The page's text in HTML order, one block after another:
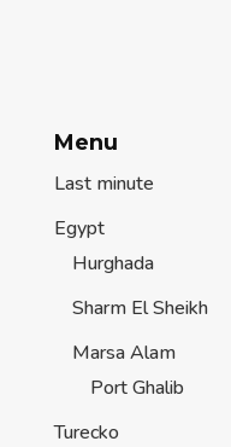
Menu
Last minute
Egypt
Hurghada
Sharm El Sheikh
Marsa Alam
Port Ghalib
Turecko